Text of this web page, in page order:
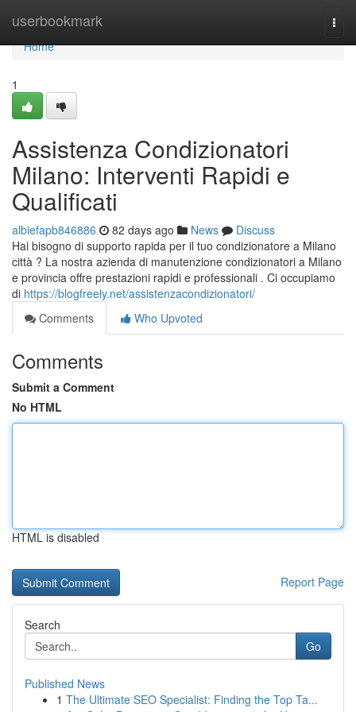
userbookmark
Home
Home
1
Assistenza Condizionatori
Milano: Interventi Rapidi e
Qualificati
albiefapb846886 82 days ago News
Discuss
Hai bisogno di supporto rapida per il tuo condizionatore a Milano
città ? La nostra azienda di manutenzione condizionatori a Milano
e provincia offre prestazioni rapidi e professionali . Ci occupiamo
di https://blogfreely.net/assistenzacondizionatori/
Comments
Who Upvoted
Comments
Submit a Comment
No HTML
HTML is disabled
Report Page
Search
Go
Published News
1 The Ultimate SEO Specialist: Finding the Top Ta...